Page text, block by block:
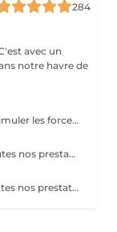
284
notre havre de
La Kinésiologie a pour objectif principal de stimuler les forces d'auto-guérison de l'homme, et également augmenter son bien-être en équilibrant les énergies. Elle permet aussi au corps de mieux s'exprimer, et à nous de mieux le comprendre. Il est de plus en plus évident que notre santé et nos émotions sont intimement liées. En équilibrant le corps ou les émotions, on permet de rétablir un équilibre global chez la personne de stimuler ses forces d'auto-guérison et surtout de lui donner les moyens de grandir et de s'épanouir. Tout a été étudié afin que vous puissiez passer un réel moment de détente et d'oubli du temps !!! Avertissement : Nos soins sont dédiés au bien-être et à la relaxation. Ils ne remplacent pas un suivi médical et ne relèvent pas de la kinésithérapie.
Carte de Fidélité Santé 10 % de remise sur toutes nos prestations Offrez-vous le bien-être toute l'année grâce à notre Carte de Fidélité Santé ! Elle vous donne droit à 10 % de réduction sur l'ensemble de nos prestations, qu'il s'agisse de massages relaxants, de soins énergétiques ou de séances de bien-être. *Les avantages de la Carte de Fidélité Santé - 10 % de remise immédiate sur toutes vos prestations. - Valable sur toute notre carte de soins. - Une opportunité unique de prendre soin de vous à prix privilégié. Offre non cumulable avec d'autres promotions en cours. La Carte de Fidélité Santé est également une excellente idée cadeau, pour offrir bien-être et sérénité à vos proches.
Carte de Fidélité Santé 15 % de remise sur toutes nos prestations Découvrez notre offre exclusive : la Carte de Fidélité Santé vous permet de bénéficier de 15 % de réduction sur toutes nos prestations, . *Les avantages de la Carte de Fidélité Santé -15 % de remise immédiate sur tous nos soins. -Valable toute l'année, sur l'ensemble de nos prestations : massages relaxants, soins énergétiques, séances de bien-être -Une façon simple et avantageuse de prendre soin de vous régulièrement. Offre non cumulable avec d'autres promotions en cours. La Carte de Fidélité Santé est également une formidable idée cadeau, pour offrir détente, énergie et sérénité à vos proches. Contactez-nous dès maintenant pour obtenir votre carte et profitez de réductions exclusives chez OXYZEN, où votre bien-être est notre priorité.